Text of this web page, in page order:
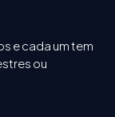
e cada um tem
ou